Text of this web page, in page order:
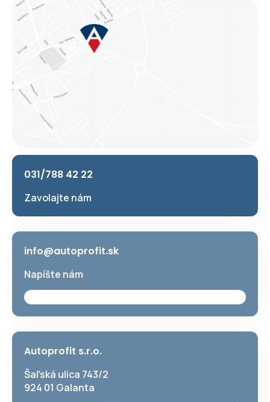
031/788 42 22
Zavolajte nám
info@autoprofit.sk
Napíšte nám
Autoprofit s.r.o.
Šaľská ulica 743/2
924 01 Galanta